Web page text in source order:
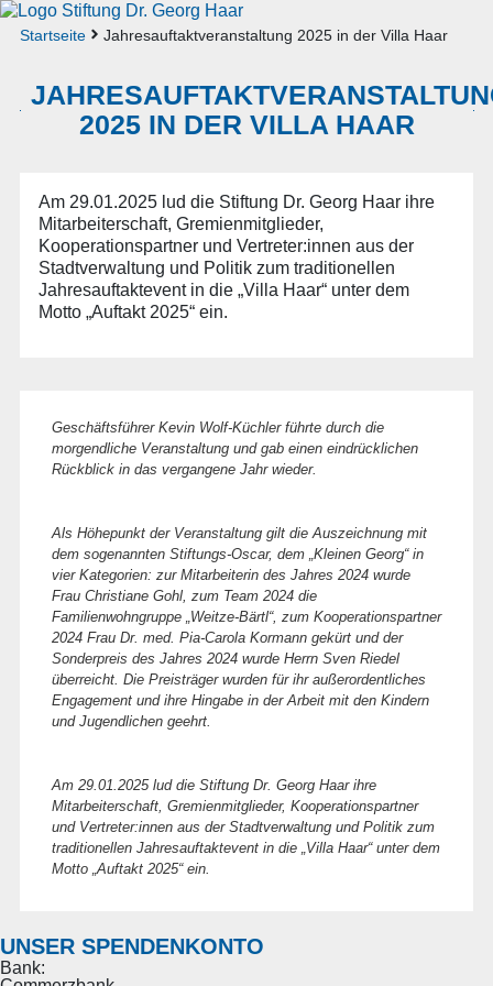
Startseite Jahresauftaktveranstaltung 2025 in der Villa Haar
2025 IN DER VILLA HAAR
Am 29.01.2025 lud die Stiftung Dr. Georg Haar ihre
Mitarbeiterschaft, Gremienmitglieder,
Kooperationspartner und Vertreter:innen aus der
Stadtverwaltung und Politik zum traditionellen
Jahresauftaktevent in die „Villa Haar“ unter dem
Motto „Auftakt 2025“ ein.
Geschäftsführer Kevin Wolf-Küchler führte durch die
morgendliche Veranstaltung und gab einen eindrücklichen
Rückblick in das vergangene Jahr wieder.
Als Höhepunkt der Veranstaltung gilt die Auszeichnung mit
dem sogenannten Stiftungs-Oscar, dem „Kleinen Georg“ in
vier Kategorien: zur Mitarbeiterin des Jahres 2024 wurde
Frau Christiane Gohl, zum Team 2024 die
Familienwohngruppe „Weitze-Bärtl“, zum Kooperationspartner
2024 Frau Dr. med. Pia-Carola Kormann gekürt und der
Sonderpreis des Jahres 2024 wurde Herrn Sven Riedel
überreicht. Die Preisträger wurden für ihr außerordentliches
Engagement und ihre Hingabe in der Arbeit mit den Kindern
und Jugendlichen geehrt.
Am 29.01.2025 lud die Stiftung Dr. Georg Haar ihre
Mitarbeiterschaft, Gremienmitglieder, Kooperationspartner
und Vertreter:innen aus der Stadtverwaltung und Politik zum
traditionellen Jahresauftaktevent in die „Villa Haar“ unter dem
Motto „Auftakt 2025“ ein.
UNSER SPENDENKONTO
Bank: